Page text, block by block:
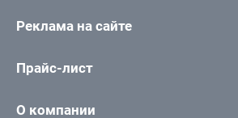
Реклама на сайте
Прайс-лист
О компании